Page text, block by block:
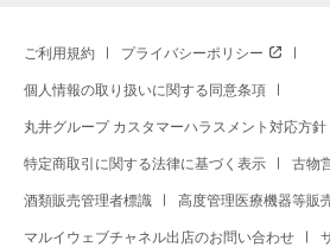
ご利用規約 プライバシーポリシー
個人情報の取り扱いに関する同意条項
丸井グループ カスタマーハラスメント対応方針
特定商取引に関する法律に基づく表示 古物
酒類販売管理者標識 高度管理医療機器等販
マルイウェブチャネル出店のお問い合わせ